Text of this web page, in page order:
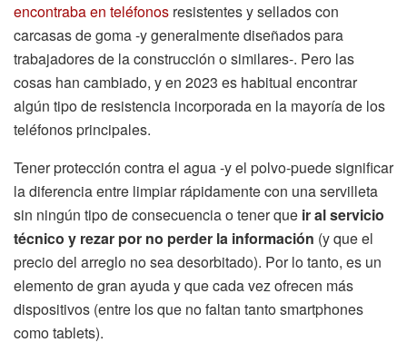
encontraba en teléfonos resistentes y sellados con
carcasas de goma -y generalmente diseñados para
trabajadores de la construcción o similares-. Pero las
cosas han cambiado, y en 2023 es habitual encontrar
algún tipo de resistencia incorporada en la mayoría de los
teléfonos principales.
Tener protección contra el agua -y el polvo-puede significar
la diferencia entre limpiar rápidamente con una servilleta
sin ningún tipo de consecuencia o tener que ir al servicio
técnico y rezar por no perder la información (y que el
precio del arreglo no sea desorbitado). Por lo tanto, es un
elemento de gran ayuda y que cada vez ofrecen más
dispositivos (entre los que no faltan tanto smartphones
como tablets).